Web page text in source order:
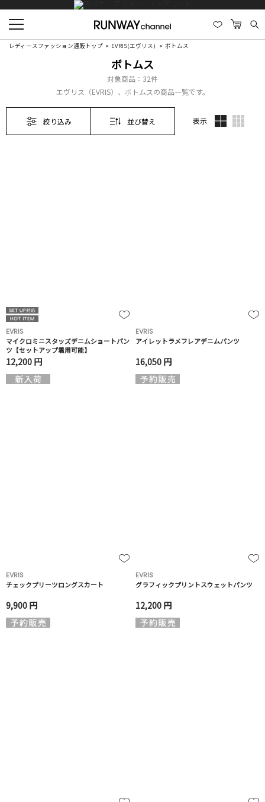
レディースファッション通販トップ EVRIS(エヴリス) ボトムス
ボトムス
対象商品： 32件
エヴリス（EVRIS）、ボトムスの商品一覧です。
絞り込み 並び替え 表示
EVRIS
マイクロミニスタッズデニムショートパン
ツ【セットアップ着用可能】
12,200 円
EVRIS
アイレットラメフレアデニムパンツ
16,050 円
EVRIS
チェックプリーツロングスカート
9,900 円
EVRIS
グラフィックプリントスウェットパンツ
12,200 円